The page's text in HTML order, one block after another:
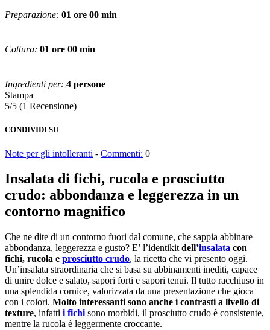
Preparazione: 01 ore 00 min
Cottura: 01 ore 00 min
Ingredienti per: 4 persone
Stampa
5/5 (1 Recensione)
CONDIVIDI SU
Note per gli intolleranti - Commenti: 0
Insalata di fichi, rucola e prosciutto
crudo: abbondanza e leggerezza in un
contorno magnifico
Che ne dite di un contorno fuori dal comune, che sappia abbinare
abbondanza, leggerezza e gusto? E’ l’identikit dell’insalata con
fichi, rucola e prosciutto crudo, la ricetta che vi presento oggi.
Un’insalata straordinaria che si basa su abbinamenti inediti, capace
di unire dolce e salato, sapori forti e sapori tenui. Il tutto racchiuso in
una splendida cornice, valorizzata da una presentazione che gioca
con i colori. Molto interessanti sono anche i contrasti a livello di
texture, infatti i fichi sono morbidi, il prosciutto crudo è consistente,
mentre la rucola è leggermente croccante.